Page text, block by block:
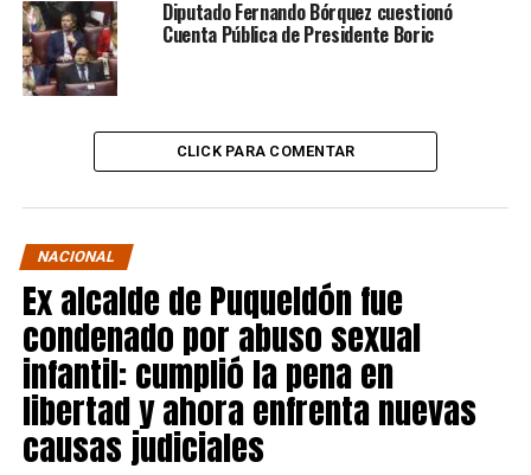
Diputado Fernando Bórquez cuestionó
Cuenta Pública de Presidente Boric
CLICK PARA COMENTAR
NACIONAL
Ex alcalde de Puqueldón fue
condenado por abuso sexual
infantil: cumplió la pena en
libertad y ahora enfrenta nuevas
causas judiciales